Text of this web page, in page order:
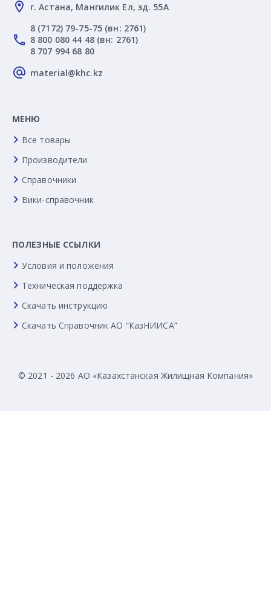
г. Астана, Мангилик Ел, зд. 55А
8 (7172) 79-75-75 (вн: 2761)
8 800 080 44 48 (вн: 2761)
8 707 994 68 80
material@khc.kz
МЕНЮ
Все товары
Производители
Справочники
Вики-справочник
ПОЛЕЗНЫЕ ССЫЛКИ
Условия и положения
Техническая поддержка
Скачать инструкцию
Скачать Справочник АО “КазНИИСА”
© 2021 - 2026 АО «Казахстанская Жилищная Компания»